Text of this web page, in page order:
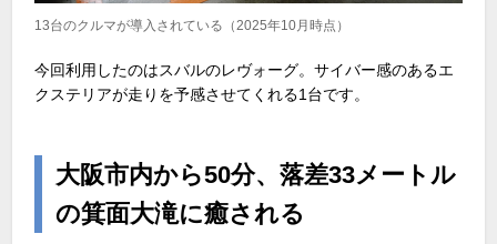
13台のクルマが導入されている（2025年10月時点）
今回利用したのはスバルのレヴォーグ。サイバー感のあるエ
クステリアが走りを予感させてくれる1 台です。
大阪市内から50分、落差33メートル
の箕面大滝に癒される